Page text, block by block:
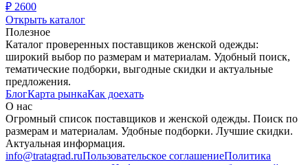
₽ 2600
Открыть каталог
Полезное
Каталог проверенных поставщиков женской одежды:
широкий выбор по размерам и материалам. Удобный поиск,
тематические подборки, выгодные скидки и актуальные
предложения.
БлогКарта рынкаКак доехать
О нас
Огромный список поставщиков и женской одежды. Поиск по
размерам и материалам. Удобные подборки. Лучшие скидки.
Актуальная информация.
info@tratagrad.ruПользовательское соглашениеПолитика